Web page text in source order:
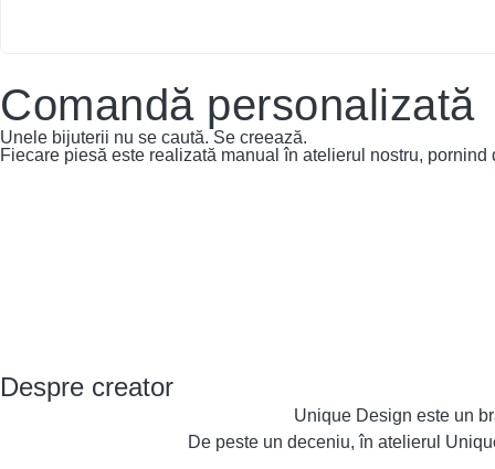
Comandă personalizată
Unele bijuterii nu se caută. Se creează.
Fiecare piesă este realizată manual în atelierul nostru, pornind
Despre creator
Unique Design este un
De peste un deceniu, în atelierul